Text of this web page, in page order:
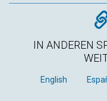
IN ANDEREN
English